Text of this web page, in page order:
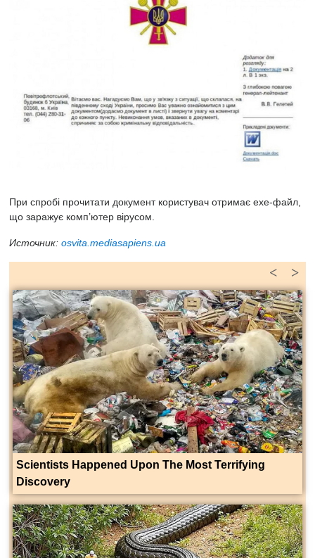
При спробі прочитати документ користувач отримає exe-файл,
що заражує комп’ютер вірусом.
Источник: osvita.mediasapiens.ua
>
<
Scientists Happened Upon The Most Terrifying
Discovery